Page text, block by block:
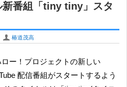
新番組「tiny tiny」スタ
U 椿道茂高
い
配信番組がスタートするよう